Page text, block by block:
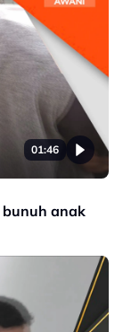
01:46
anak